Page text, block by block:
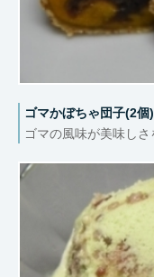
ゴマかぼちゃ団子(2個)
ゴマの風味が美味しさ